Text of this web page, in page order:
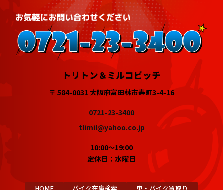
トリトン＆ミルコビッチ
〒 584-0031 大阪府富田林市寿町3-4-16
0721-23-3400
tlimil@yahoo.co.jp
10:00～19:00
定休日：水曜日
HOME バイク在庫検索 車・バイク買取り